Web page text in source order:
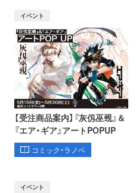
イベント
【受注商品案内】『灰仭巫覡』＆
『エア・ギア』アートPOPUP
コミック・ラノベ
イベント